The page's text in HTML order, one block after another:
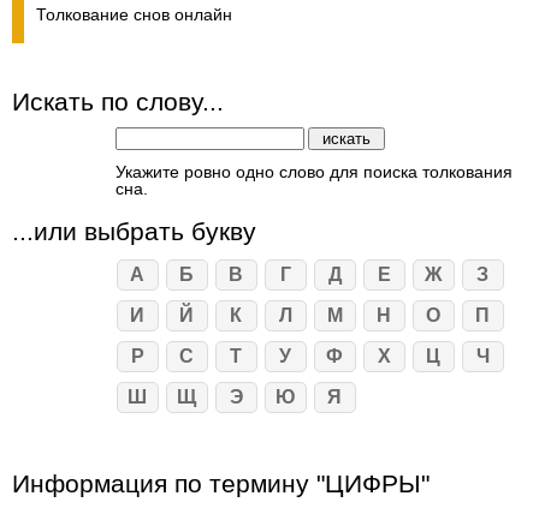
Толкование снов онлайн
Искать по слову...
Укажите ровно одно слово для поиска толкования
сна.
...или выбрать букву
А Б В Г Д Е Ж
З
И
Й К Л М Н О
П
Р
С Т У Ф Х Ц
Ч
Ш
Щ Э Ю Я
Информация по термину "ЦИФРЫ"